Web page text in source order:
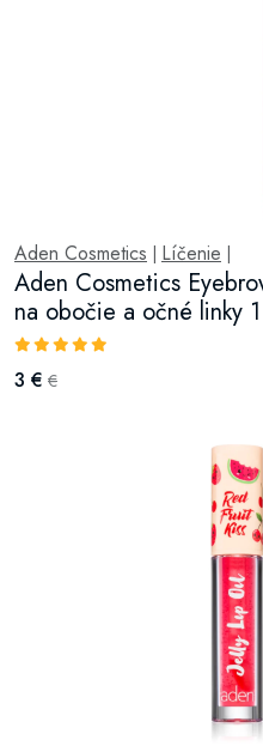
Aden Cosmetics Líčenie
Aden Cosmetics
na obočie a očné linky
3 € €